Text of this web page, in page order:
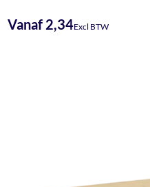
Vanaf 2,34Excl BTW